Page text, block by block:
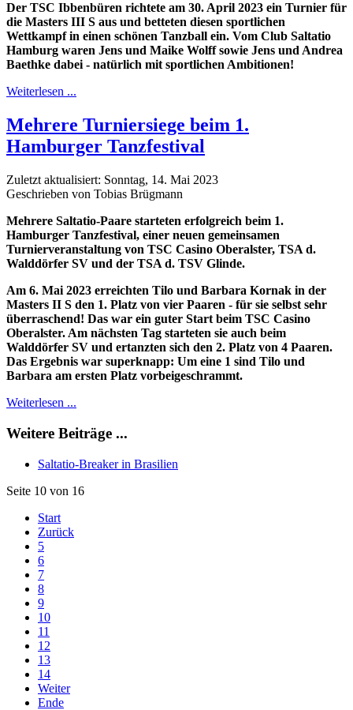
Der TSC Ibbenbüren richtete am 30. April 2023 ein Turnier für
die Masters III S aus und betteten diesen sportlichen
Wettkampf in einen schönen Tanzball ein. Vom Club Saltatio
Hamburg waren Jens und Maike Wolff sowie Jens und Andrea
Baethke dabei - natürlich mit sportlichen Ambitionen!
Weiterlesen ...
Mehrere Turniersiege beim 1.
Hamburger Tanzfestival
Zuletzt aktualisiert: Sonntag, 14. Mai 2023
Geschrieben von Tobias Brügmann
Mehrere Saltatio-Paare starteten erfolgreich beim 1.
Hamburger Tanzfestival, einer neuen gemeinsamen
Turnierveranstaltung von TSC Casino Oberalster, TSA d.
Walddörfer SV und der TSA d. TSV Glinde.
Am 6. Mai 2023 erreichten Tilo und Barbara Kornak in der
Masters II S den 1. Platz von vier Paaren - für sie selbst sehr
überraschend! Das war ein guter Start beim TSC Casino
Oberalster. Am nächsten Tag starteten sie auch beim
Walddörfer SV und ertanzten sich den 2. Platz von 4 Paaren.
Das Ergebnis war superknapp: Um eine 1 sind Tilo und
Barbara am ersten Platz vorbeigeschrammt.
Weiterlesen ...
Weitere Beiträge ...
Saltatio-Breaker in Brasilien
Seite 10 von 16
Start
Zurück
5
6
7
8
9
10
11
12
13
14
Weiter
Ende